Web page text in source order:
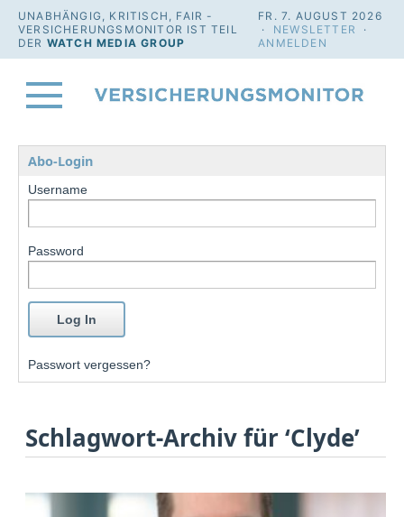
UNABHÄNGIG, KRITISCH, FAIR -
VERSICHERUNGSMONITOR IST TEIL
DER WATCH MEDIA GROUP
FR. 7. AUGUST 2026
· NEWSLETTER
·
ANMELDEN
Abo-Login
Username
Password
Passwort vergessen?
Schlagwort-Archiv für ‘Clyde’